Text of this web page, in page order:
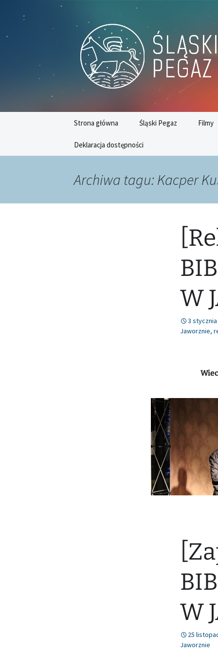
Śląski
Platforma inicjatyw
Strona główna Śląski Pegaz
Nr 74 (grudzień 2020)
Nr 76 (luty 2021)
Nr 78 (lipiec/sierpień
Filmy
Deklaracja dostępności
Archiwa tagu: Kacper
W
3 stycznia
Jaworznie,
W
25
Jaworznie